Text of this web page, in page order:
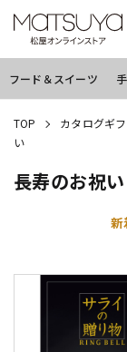
フード＆スイーツ
TOP カタログギ
い
長寿のお祝い
新